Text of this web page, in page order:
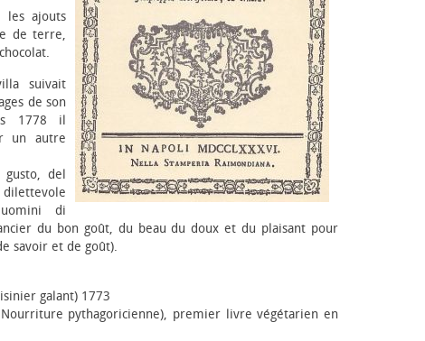
ajouts
de terre,
suivait
de son
1778 il
un autre
gusto, del
di
du bon goût, du beau du doux et du plaisant pour
savoir et de goût).
galant) 1773
pythagoricienne), premier livre végétarien en